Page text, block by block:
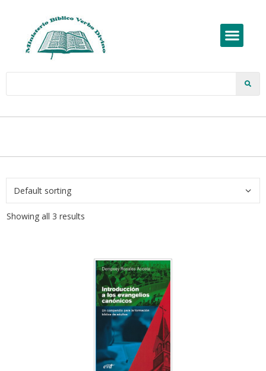
Showing all 3 results